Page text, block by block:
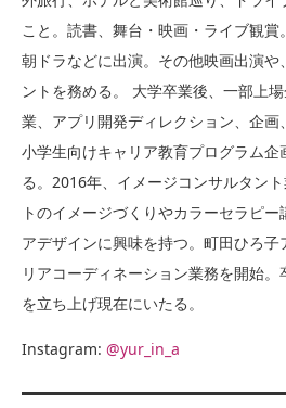
こと。読書、舞台・映画・ライブ観
朝ドラなどに出演。その他映画出演や
ントを務める。 大学卒業後、一部上
業、アプリ開発ディレクション、企画
小学生向けキャリア教育プログラム
る。2016年、イメージコンサルタン
トのイメージづくりやカラーセラピ
アデザインに興味を持つ。町田ひろ
リアコーディネーション業務を開始
を立ち上げ現在にいたる。
Instagram: @yur_in_a